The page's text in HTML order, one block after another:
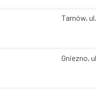
Tarnów,
Gniezno,